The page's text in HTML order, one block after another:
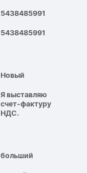
5438485991
5438485991
Новый
Я выставляю
счет-фактуру
НДС.
больший